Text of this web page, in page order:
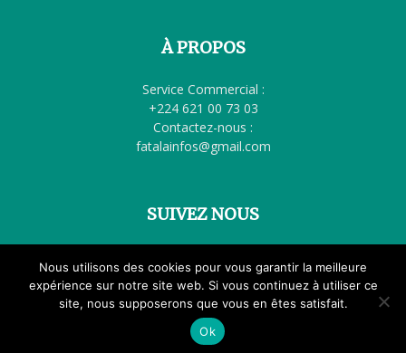
À PROPOS
Service Commercial :
+224 621 00 73 03
Contactez-nous :
fatalainfos@gmail.com
SUIVEZ NOUS
Accueil Politique Société Éducation Santé
Culture
Femme à la Une
International FATALA TV
© Tous droits réservés Fatalainfos.com
Nous utilisons des cookies pour vous garantir la meilleure
expérience sur notre site web. Si vous continuez à utiliser ce
site, nous supposerons que vous en êtes satisfait.
Ok